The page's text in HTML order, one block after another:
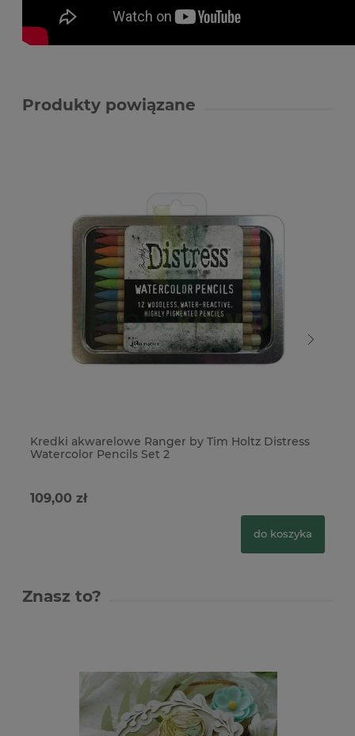
Produkty powiązane
Kredki akwarelowe Ranger by Tim Holtz Distress
Watercolor Pencils Set 2
109,00 zł
do koszyka
Znasz to?